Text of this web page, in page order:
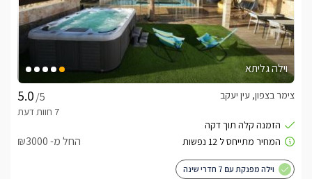
וילה גליתא
/5
צימר בצפון, עין יעקב
החל מ- ₪3000
וילה מפנקת עם 7 חדרי שינה